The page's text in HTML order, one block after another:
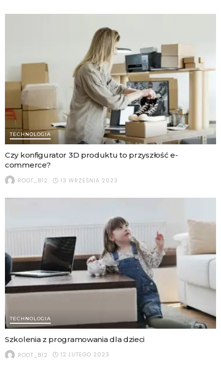
TECHNOLOGIA
Czy konfigurator 3D produktu to przyszłość e-
commerce?
ROOT_812 13 WRZEŚNIA 2023
TECHNOLOGIA
Szkolenia z programowania dla dzieci
ROOT_812 12 LUTEGO 2023